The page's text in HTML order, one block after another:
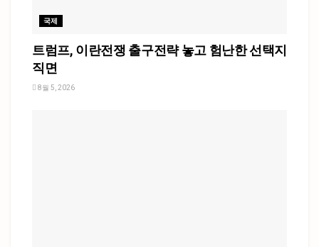
국제
트럼프, 이란전쟁 출구전략 놓고 험난한 선택지
직면
8월 5, 2026